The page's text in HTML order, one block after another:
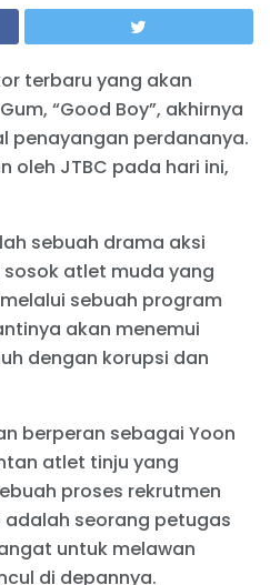
terbaru yang akan
“Good Boy”, akhirnya
penayangan perdananya.
oleh JTBC pada hari ini,
sebuah drama aksi
atlet muda yang
sebuah program
akan menemui
dengan korupsi dan
berperan sebagai Yoon
atlet tinju yang
proses rekrutmen
adalah seorang petugas
untuk melawan
di depannya.